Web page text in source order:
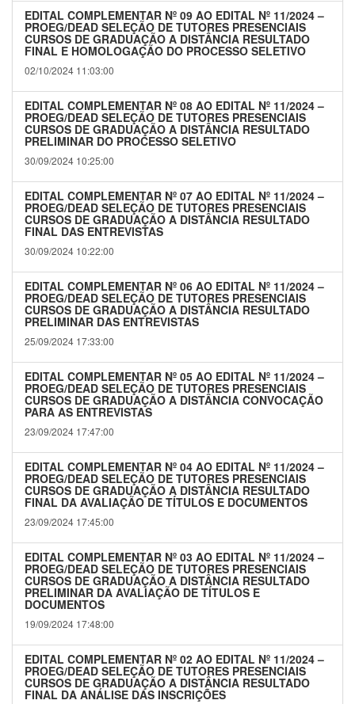
EDITAL COMPLEMENTAR Nº 09 AO EDITAL Nº 11/2024 –
PROEG/DEAD SELEÇÃO DE TUTORES PRESENCIAIS
CURSOS DE GRADUAÇÃO A DISTÂNCIA RESULTADO
FINAL E HOMOLOGAÇÃO DO PROCESSO SELETIVO
02/10/2024 11:03:00
EDITAL COMPLEMENTAR Nº 08 AO EDITAL Nº 11/2024 –
PROEG/DEAD SELEÇÃO DE TUTORES PRESENCIAIS
CURSOS DE GRADUAÇÃO A DISTÂNCIA RESULTADO
PRELIMINAR DO PROCESSO SELETIVO
30/09/2024 10:25:00
EDITAL COMPLEMENTAR Nº 07 AO EDITAL Nº 11/2024 –
PROEG/DEAD SELEÇÃO DE TUTORES PRESENCIAIS
CURSOS DE GRADUAÇÃO A DISTÂNCIA RESULTADO
FINAL DAS ENTREVISTAS
30/09/2024 10:22:00
EDITAL COMPLEMENTAR Nº 06 AO EDITAL Nº 11/2024 –
PROEG/DEAD SELEÇÃO DE TUTORES PRESENCIAIS
CURSOS DE GRADUAÇÃO A DISTÂNCIA RESULTADO
PRELIMINAR DAS ENTREVISTAS
25/09/2024 17:33:00
EDITAL COMPLEMENTAR Nº 05 AO EDITAL Nº 11/2024 –
PROEG/DEAD SELEÇÃO DE TUTORES PRESENCIAIS
CURSOS DE GRADUAÇÃO A DISTÂNCIA CONVOCAÇÃO
PARA AS ENTREVISTAS
23/09/2024 17:47:00
EDITAL COMPLEMENTAR Nº 04 AO EDITAL Nº 11/2024 –
PROEG/DEAD SELEÇÃO DE TUTORES PRESENCIAIS
CURSOS DE GRADUAÇÃO A DISTÂNCIA RESULTADO
FINAL DA AVALIAÇÃO DE TÍTULOS E DOCUMENTOS
23/09/2024 17:45:00
EDITAL COMPLEMENTAR Nº 03 AO EDITAL Nº 11/2024 –
PROEG/DEAD SELEÇÃO DE TUTORES PRESENCIAIS
CURSOS DE GRADUAÇÃO A DISTÂNCIA RESULTADO
PRELIMINAR DA AVALIAÇÃO DE TÍTULOS E
DOCUMENTOS
19/09/2024 17:48:00
EDITAL COMPLEMENTAR Nº 02 AO EDITAL Nº 11/2024 –
PROEG/DEAD SELEÇÃO DE TUTORES PRESENCIAIS
CURSOS DE GRADUAÇÃO A DISTÂNCIA RESULTADO
FINAL DA ANÁLISE DAS INSCRIÇÕES